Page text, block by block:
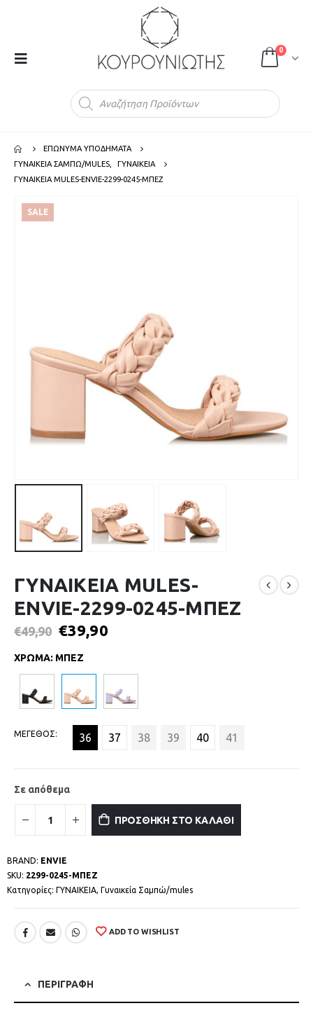
0
ΕΠΩΝΥΜΑ ΥΠΟΔΗΜΑΤΑ
ΓΥΝΑΙΚΕΙΑ ΣΑΜΠΩ/MULES
ΓΥΝΑΙΚΕΙΑ
ΓΥΝΑΙΚΕΙΑ MULES-ENVIE-2299-0245-ΜΠΕΖ
SALE
ΓΥΝΑΙΚΕΙΑ MULES-
ENVIE-2299-0245-ΜΠΕΖ
€49,90 €39,90
ΧΡΩΜΑ: ΜΠΕΖ
ΜΕΓΕΘΟΣ 36 37 38 39 40 41
Σε απόθεμα
ΠΡΟΣΘΗΚΗ ΣΤΟ ΚΑΛΑΘΙ
BRAND: ENVIE
SKU: 2299-0245-ΜΠΕΖ
Κατηγορίες: ΓΥΝΑΙΚΕΙΑ, Γυναικεία Σαμπώ/mules
ADD TO WISHLIST
ΠΕΡΙΓΡΑΦΗ